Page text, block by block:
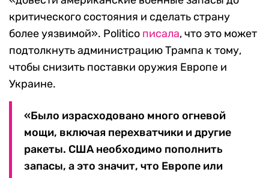
критического состояния и сделать страну
более уязвимой». Politico писала, что это может
подтолкнуть администрацию Трампа к тому,
чтобы снизить поставки оружия Европе и
Украине.
«Было израсходовано много огневой
мощи, включая перехватчики и другие
ракеты. США необходимо пополнить
запасы, а это значит, что Европе или